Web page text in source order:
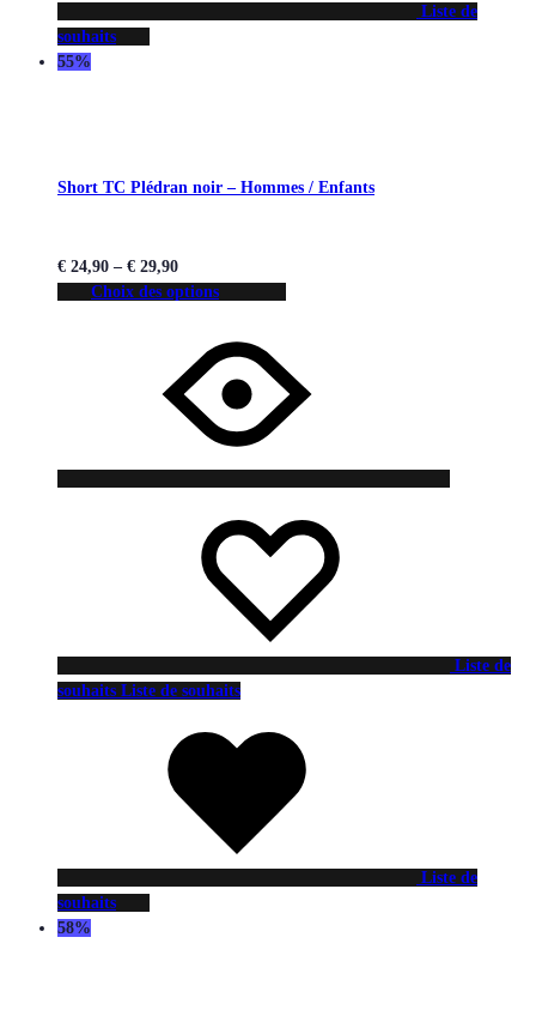
Liste de
souhaits
55%
Short TC Plédran noir – Hommes / Enfants
€ 24,90 – € 29,90
Choix des options
Liste de
souhaits Liste de souhaits
Liste de
souhaits
58%